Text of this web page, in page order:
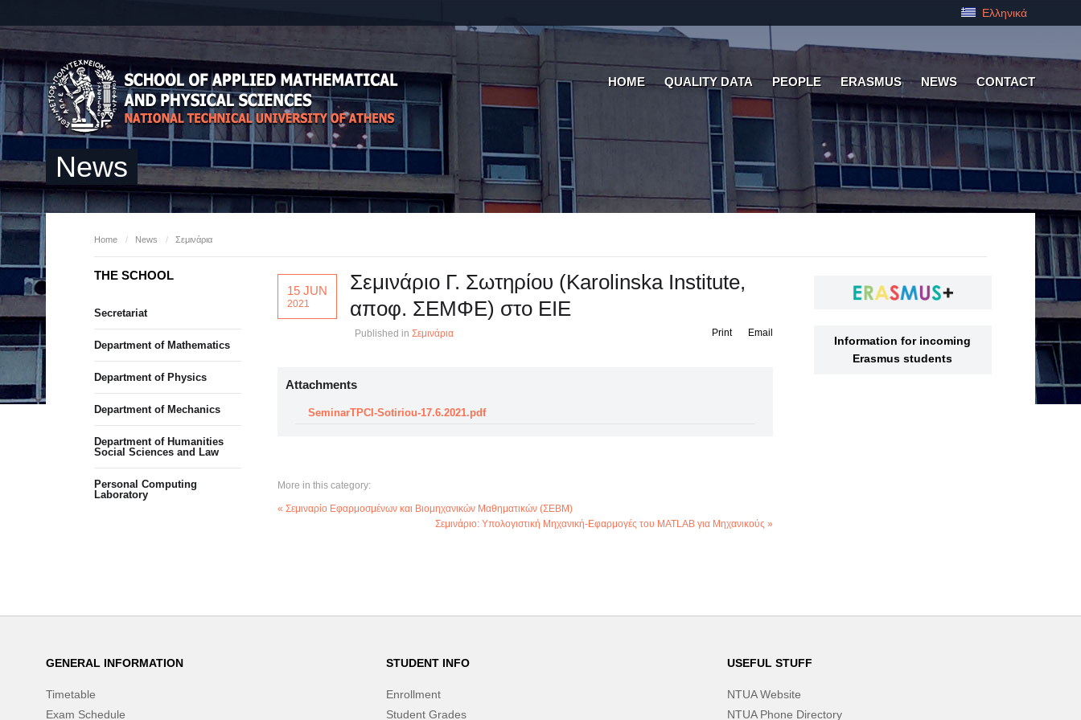
Ελληνικά
HOME QUALITY DATA PEOPLE ERASMUS NEWS CONTACT
News
Home / News / Σεμινάρια
15 JUN
2021
Σεμινάριο Γ. Σωτηρίου (Karolinska Institute,
αποφ. ΣΕΜΦΕ) στο ΕΙΕ
Published in Σεμινάρια Email
Print
Attachments
SeminarTPCI-Sotiriou-17.6.2021.pdf
More in this category:
« Σεμιναρίο Εφαρμοσμένων και Βιομηχανικών Μαθηματικών (ΣΕΒΜ)
Σεμινάριο: Υπολογιστική Μηχανική-Εφαρμογές του MATLAB για Μηχανικούς »
THE SCHOOL
Secretariat
Department of Mathematics
Department of Physics
Department of Mechanics
Department of Humanities
Social Sciences and Law
Personal Computing
Laboratory
Information for incoming
Erasmus students
GENERAL INFORMATION
Timetable
Exam Schedule
STUDENT INFO
Enrollment
Student Grades
USEFUL STUFF
NTUA Website
NTUA Phone Directory